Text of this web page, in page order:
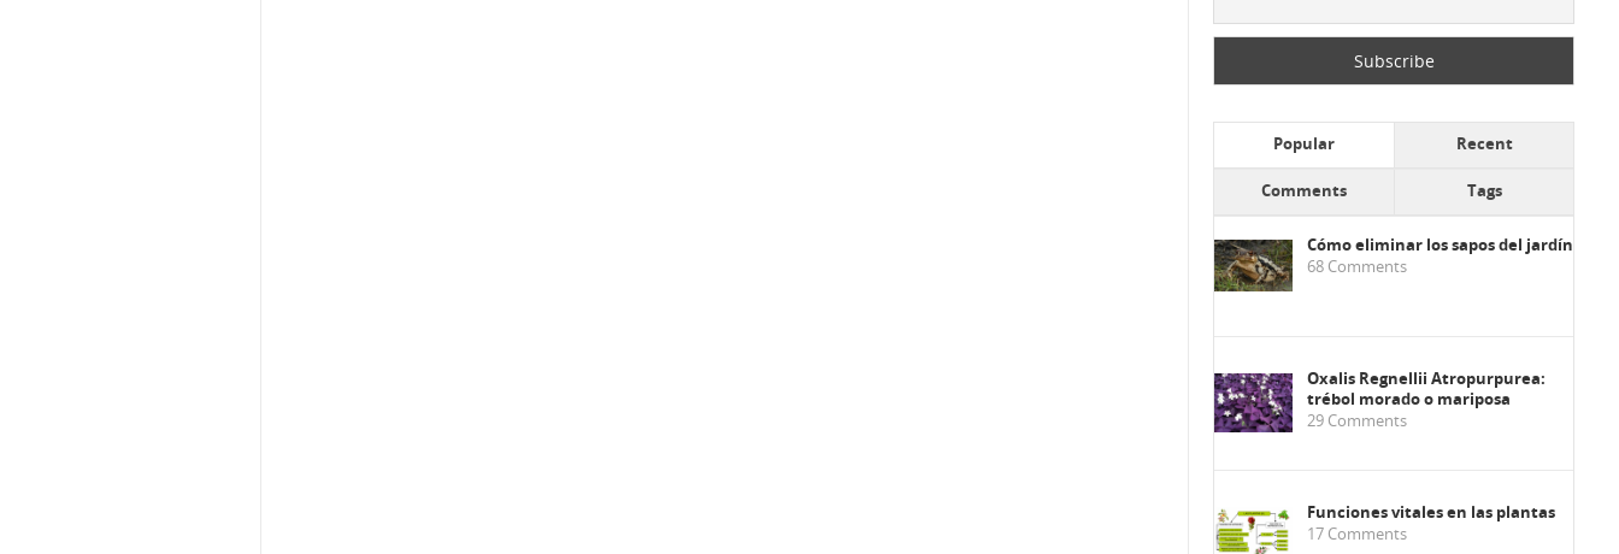
Popular Recent
Comments Tags
Cómo eliminar los sapos del jardín
68 Comments
Oxalis Regnellii Atropurpurea:
trébol morado o mariposa
29 Comments
Funciones vitales en las plantas
17 Comments